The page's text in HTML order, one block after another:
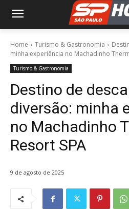
Home Turismo & Gastronomia
minha experiência no Machadinho
Turismo & Gastronomia
Destino de
diversão: minha
no Machadinho
Resort SPA
9 de agosto de 2025